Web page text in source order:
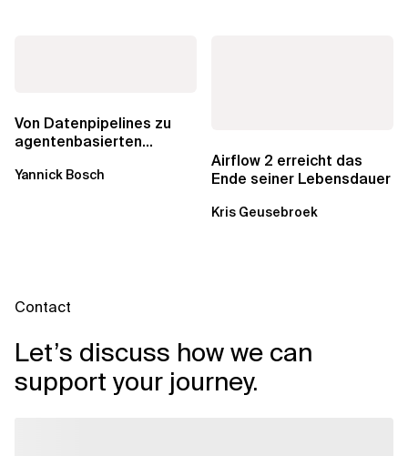
Von Datenpipelines zu
agentenbasierten
Analytics...
Yannick Bosch
Airflow 2 erreicht das
Ende seiner Lebensdauer
Kris Geusebroek
Contact
Let’s discuss how we can
support your journey.